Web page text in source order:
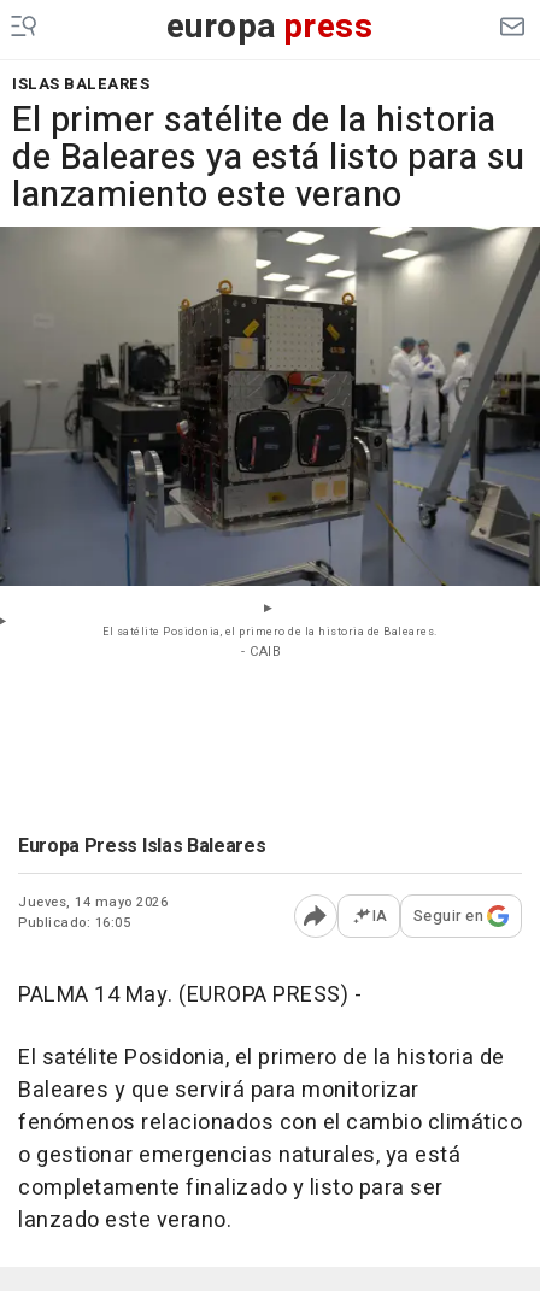
europa press
ISLAS BALEARES
El primer satélite de la historia
de Baleares ya está listo para su
lanzamiento este verano
El satélite Posidonia, el primero de la historia de Baleares.
- CAIB
Europa Press Islas Baleares
Jueves, 14 mayo 2026
Publicado: 16:05
Abrir opciones para
IA Seguir en
PALMA 14 May. (EUROPA PRESS) -
El satélite Posidonia, el primero de la historia de
Baleares y que servirá para monitorizar
fenómenos relacionados con el cambio climático
o gestionar emergencias naturales, ya está
completamente finalizado y listo para ser
lanzado este verano.